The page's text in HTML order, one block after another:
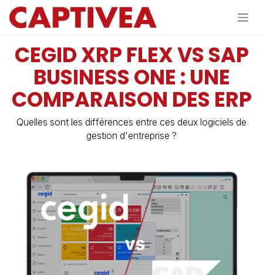
Se rendre au contenu
CEGID XRP FLEX VS SAP
BUSINESS ONE : UNE
COMPARAISON DES ERP
Quelles sont les différences entre ces deux logiciels de
gestion d'entreprise ?